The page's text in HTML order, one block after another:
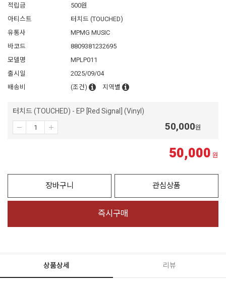
적립금
500원
아티스트
터치드 (TOUCHED)
유통사
MPMG MUSIC
바코드
8809381232695
모델명
MPLP011
출시일
2025/09/04
배송비
(조건) 지역별
터치드 (TOUCHED) - EP [Red Signal] (Vinyl)
50,000원
50,000 원
장바구니 관심상품
즉시구매
상품상세 리뷰